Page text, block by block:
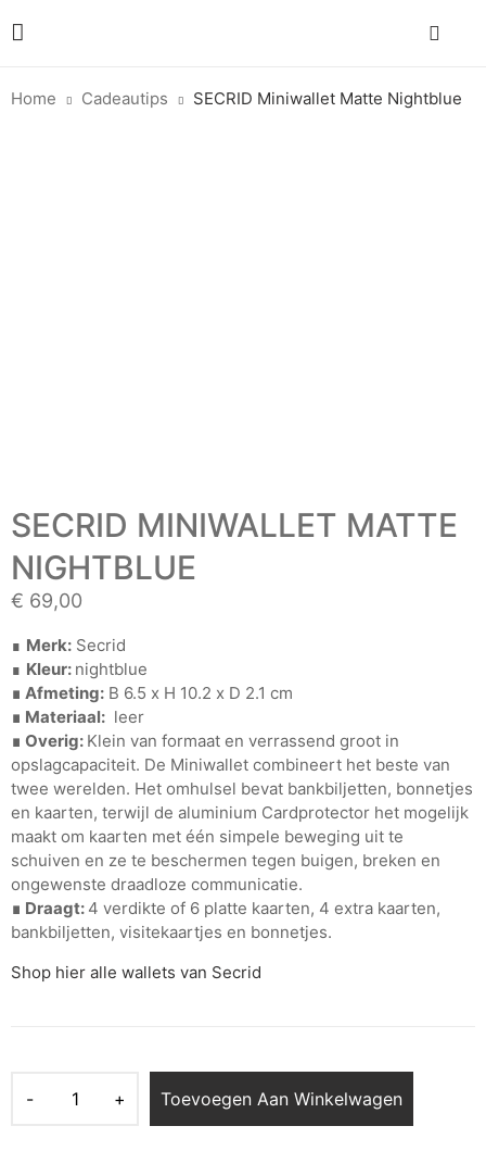
Home Cadeautips SECRID Miniwallet Matte Nightblue
SECRID MINIWALLET MATTE
NIGHTBLUE
€ 69,00
∎ Merk: Secrid
∎ Kleur: nightblue
∎ Afmeting: B 6.5 x H 10.2 x D 2.1 cm
∎ Materiaal: leer
∎ Overig: Klein van formaat en verrassend groot in
opslagcapaciteit. De Miniwallet combineert het beste van
twee werelden. Het omhulsel bevat bankbiljetten, bonnetjes
en kaarten, terwijl de aluminium Cardprotector het mogelijk
maakt om kaarten met één simpele beweging uit te
schuiven en ze te beschermen tegen buigen, breken en
ongewenste draadloze communicatie.
∎ Draagt: 4 verdikte of 6 platte kaarten, 4 extra kaarten,
bankbiljetten, visitekaartjes en bonnetjes.
Shop hier alle wallets van Secrid
Toevoegen Aan Winkelwagen